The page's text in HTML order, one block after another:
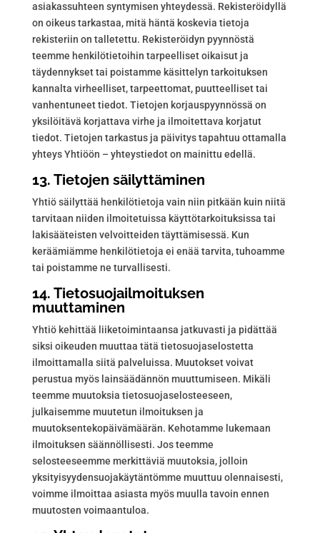
asiakassuhteen syntymisen yhteydessä. Rekisteröidyllä
on oikeus tarkastaa, mitä häntä koskevia tietoja
rekisteriin on talletettu. Rekisteröidyn pyynnöstä
teemme henkilötietoihin tarpeelliset oikaisut ja
täydennykset tai poistamme käsittelyn tarkoituksen
kannalta virheelliset, tarpeettomat, puutteelliset tai
vanhentuneet tiedot. Tietojen korjauspyynnössä on
yksilöitävä korjattava virhe ja ilmoitettava korjatut
tiedot. Tietojen tarkastus ja päivitys tapahtuu ottamalla
yhteys Yhtiöön – yhteystiedot on mainittu edellä.
13. Tietojen säilyttäminen
Yhtiö säilyttää henkilötietoja vain niin pitkään kuin niitä
tarvitaan niiden ilmoitetuissa käyttötarkoituksissa tai
lakisääteisten velvoitteiden täyttämisessä. Kun
keräämiämme henkilötietoja ei enää tarvita, tuhoamme
tai poistamme ne turvallisesti.
14. Tietosuojailmoituksen
muuttaminen
Yhtiö kehittää liiketoimintaansa jatkuvasti ja pidättää
siksi oikeuden muuttaa tätä tietosuojaselostetta
ilmoittamalla siitä palveluissa. Muutokset voivat
perustua myös lainsäädännön muuttumiseen. Mikäli
teemme muutoksia tietosuojaselosteeseen,
julkaisemme muutetun ilmoituksen ja
muutoksentekopäivämäärän. Kehotamme lukemaan
ilmoituksen säännöllisesti. Jos teemme
selosteeseemme merkittäviä muutoksia, jolloin
yksityisyydensuojakäytäntömme muuttuu olennaisesti,
voimme ilmoittaa asiasta myös muulla tavoin ennen
muutosten voimaantuloa.